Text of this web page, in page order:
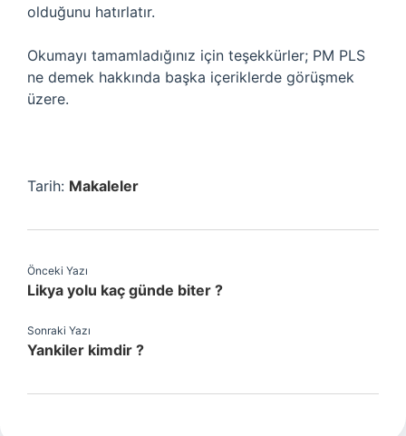
olduğunu hatırlatır.
Okumayı tamamladığınız için teşekkürler; PM PLS
ne demek hakkında başka içeriklerde görüşmek
üzere.
Tarih: Makaleler
Önceki Yazı
Likya yolu kaç günde biter ?
Sonraki Yazı
Yankiler kimdir ?